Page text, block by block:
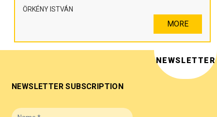
ÖRKÉNY ISTVÁN
MORE
NEWSLETTER
NEWSLETTER SUBSCRIPTION